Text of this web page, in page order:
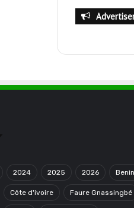
2024 2025 2026 Benin
Côte d'ivoire Faure Gnassingbé